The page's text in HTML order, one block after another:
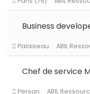
Levallois-Perret
Business
Chef de service